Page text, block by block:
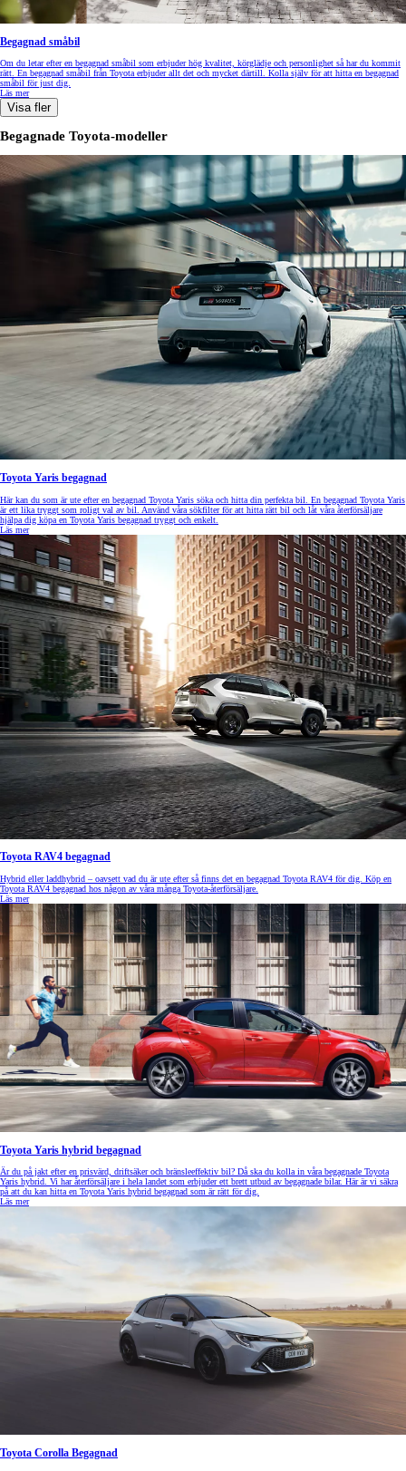
Begagnad småbil
Om du letar efter en begagnad småbil som erbjuder hög kvalitet, körglädje och personlighet så har du kommit
rätt. En begagnad småbil från Toyota erbjuder allt det och mycket därtill. Kolla själv för att hitta en begagnad
småbil för just dig.
Läs mer
Visa fler
Begagnade Toyota-modeller
Toyota Yaris begagnad
Här kan du som är ute efter en begagnad Toyota Yaris söka och hitta din perfekta bil. En begagnad Toyota Yaris
är ett lika tryggt som roligt val av bil. Använd våra sökfilter för att hitta rätt bil och låt våra återförsäljare
hjälpa dig köpa en Toyota Yaris begagnad tryggt och enkelt.
Läs mer
Toyota RAV4 begagnad
Hybrid eller laddhybrid – oavsett vad du är ute efter så finns det en begagnad Toyota RAV4 för dig. Köp en
Toyota RAV4 begagnad hos någon av våra många Toyota-återförsäljare.
Läs mer
Toyota Yaris hybrid begagnad
Är du på jakt efter en prisvärd, driftsäker och bränsleeffektiv bil? Då ska du kolla in våra begagnade Toyota
Yaris hybrid. Vi har återförsäljare i hela landet som erbjuder ett brett utbud av begagnade bilar. Här är vi säkra
på att du kan hitta en Toyota Yaris hybrid begagnad som är rätt för dig.
Läs mer
Toyota Corolla Begagnad